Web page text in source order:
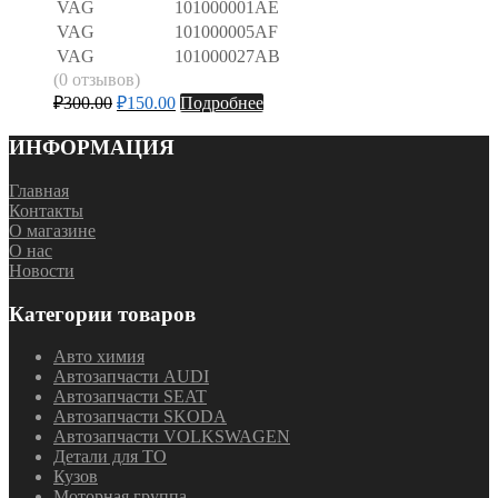
VAG
101000001AE
VAG
101000005AF
VAG
101000027AB
(0 отзывов)
₽300.00 ₽150.00 Подробнее
ИНФОРМАЦИЯ
Главная
Контакты
О магазине
О нас
Новости
Категории товаров
Авто химия
Автозапчасти AUDI
Автозапчасти SEAT
Автозапчасти SKODA
Автозапчасти VOLKSWAGEN
Детали для ТО
Кузов